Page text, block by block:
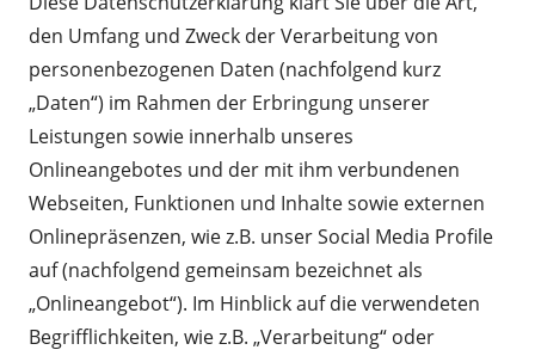
den Umfang und Zweck der Verarbeitung von
personenbezogenen Daten (nachfolgend kurz
„Daten“) im Rahmen der Erbringung unserer
Leistungen sowie innerhalb unseres
Onlineangebotes und der mit ihm verbundenen
Webseiten, Funktionen und Inhalte sowie externen
Onlinepräsenzen, wie z.B. unser Social Media Profile
auf (nachfolgend gemeinsam bezeichnet als
„Onlineangebot“). Im Hinblick auf die verwendeten
Begrifflichkeiten, wie z.B. „Verarbeitung“ oder